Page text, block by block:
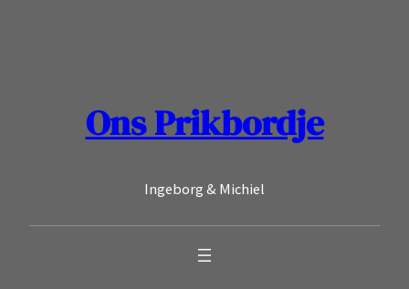
Ons Prikbordje
Ingeborg & Michiel